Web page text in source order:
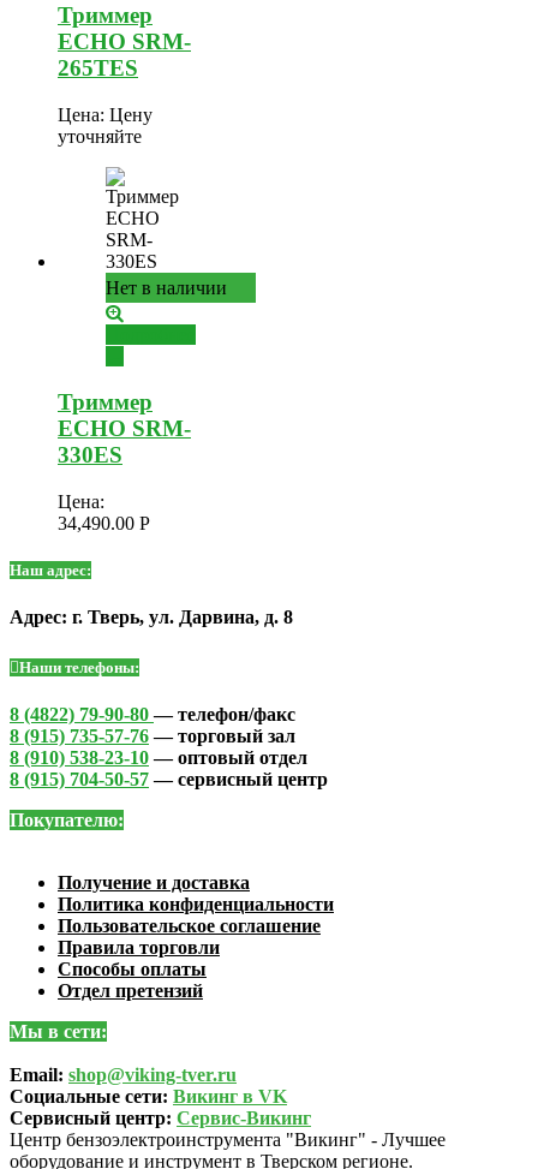
Триммер
ECHO SRM-
265TES
Цена: Цену
уточняйте
Нет в наличии
Триммер
ECHO SRM-
330ES
Цена:
34,490.00 Р
Наш адрес:
Адрес: г. Тверь, ул. Дарвина, д. 8
Наши телефоны:
8 (4822) 79-90-80— телефон/факс
8 (915) 735-57-76— торговый зал
8 (910) 538-23-10— оптовый отдел
8 (915) 704-50-57— сервисный центр
Покупателю:
Получение и доставка
Политика конфиденциальности
Пользовательское соглашение
Правила торговли
Способы оплаты
Отдел претензий
Мы в сети:
Email: shop@viking-tver.ru
Социальные сети: Викинг в VK
Сервисный центр: Сервис-Викинг
Центр бензоэлектроинструмента "Викинг" - Лучшее
оборудование и инструмент в Тверском регионе.